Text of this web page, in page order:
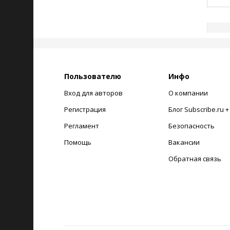
Пользователю
Вход для авторов
Регистрация
Регламент
Помощь
Инфо
О компании
Блог Subscribe.ru +
Безопасность
Вакансии
Обратная связь